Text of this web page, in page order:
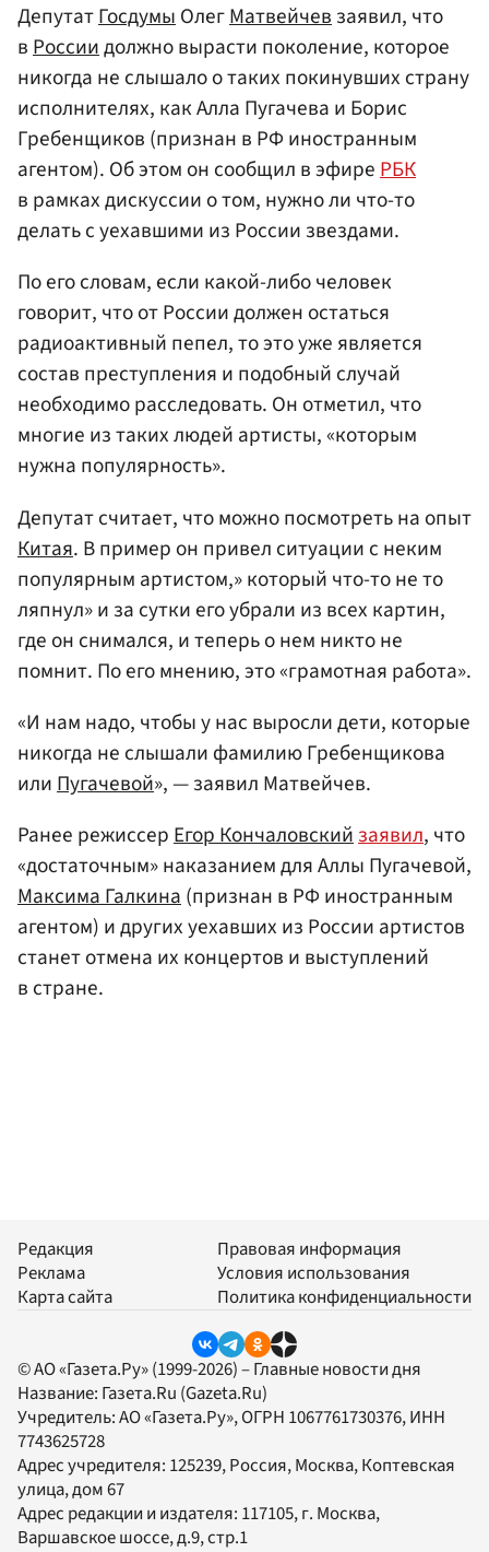
ДепутатГосдумыОлегМатвейчевзаявил, что
вРоссиидолжно вырасти поколение, которое
никогда не слышало о таких покинувших страну
исполнителях, как Алла Пугачева и Борис
Гребенщиков (признан в РФ иностранным
агентом). Об этом он сообщил в эфиреРБК
в рамках дискуссии о том, нужно ли что-то
делать с уехавшими из России звездами.
По его словам, если какой-либо человек
говорит, что от России должен остаться
радиоактивный пепел, то это уже является
состав преступления и подобный случай
необходимо расследовать. Он отметил, что
многие из таких людей артисты, «которым
нужна популярность».
Депутат считает, что можно посмотреть на опыт
Китая. В пример он привел ситуации с неким
популярным артистом,» который что-то не то
ляпнул» и за сутки его убрали из всех картин,
где он снимался, и теперь о нем никто не
помнит. По его мнению, это «грамотная работа».
«И нам надо, чтобы у нас выросли дети, которые
никогда не слышали фамилию Гребенщикова
илиПугачевой», — заявил Матвейчев.
Ранее режиссерЕгор Кончаловскийзаявил, что
«достаточным» наказанием для Аллы Пугачевой,
Максима Галкина(признан в РФ иностранным
агентом) и других уехавших из России артистов
станет отмена их концертов и выступлений
в стране.
Редакция
Реклама
Карта сайта
Правовая информация
Условия использования
Политика конфиденциальности
© АО «Газета.Ру» (1999-2026) – Главные новости дня
Название: Газета.Ru (Gazeta.Ru)
Учредитель:АО «Газета.Ру», ОГРН 1067761730376, ИНН
7743625728
Адрес учредителя: 125239, Россия, Москва, Коптевская
улица, дом 67
Адрес редакции и издателя: 117105, г. Москва,
Варшавское шоссе, д.9, стр.1